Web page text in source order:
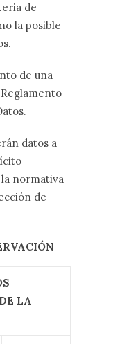
de
la posible
de una
datos a
normativa
de
LA